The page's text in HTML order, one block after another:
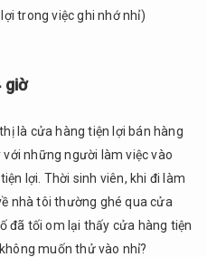
trong việc ghi nhớ nhỉ)
giờ
là cửa hàng tiện lợi bán hàng
những người làm việc vào
lợi. Thời sinh viên, khi đi làm
nhà tôi thường ghé qua cửa
đã tối om lại thấy cửa hàng tiện
muốn thử vào nhỉ?